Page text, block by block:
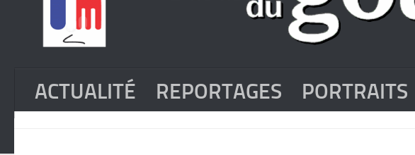
ACTUALITÉ REPORTAGES PORTRAITS